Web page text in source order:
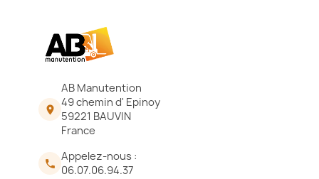

AB Manutention
49 chemin d' Epinoy
59221 BAUVIN
France
 Appelez-nous :
06.07.06.94.37